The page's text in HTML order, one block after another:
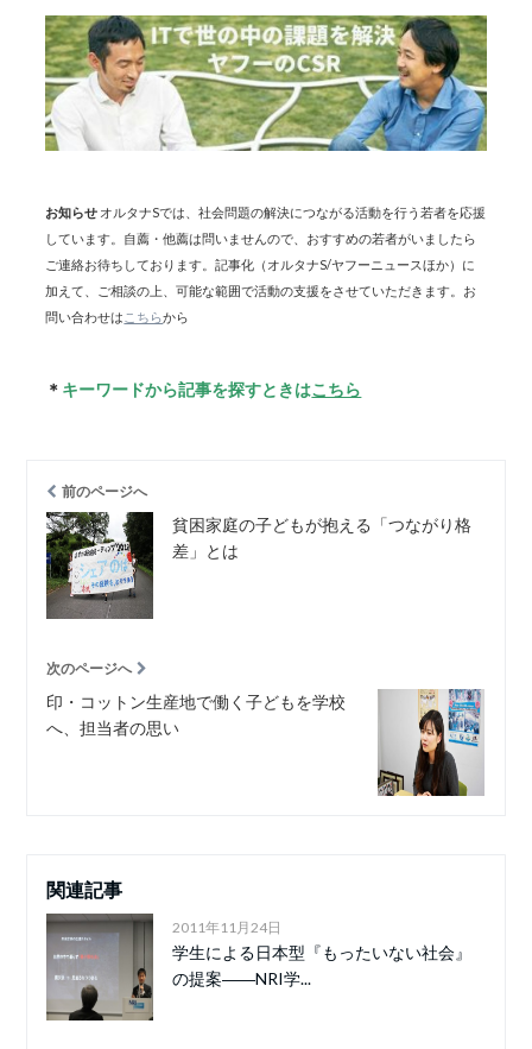
お知らせ オルタナSでは、社会問題の解決につながる活動を行う若者を応援
しています。自薦・他薦は問いませんので、おすすめの若者がいましたら
ご連絡お待ちしております。記事化（オルタナS/ヤフーニュースほか）に
加えて、ご相談の上、可能な範囲で活動の支援をさせていただきます。お
問い合わせは こちらから
＊ キーワードから記事を探すときはこちら
前のページへ
貧困家庭の子どもが抱える「つながり格
差」とは
次のページへ
印・コットン生産地で働く子どもを学校
へ、担当者の思い
関連記事
2011年11月24日
学生による日本型『もったいない社会』
の提案――NRI学...